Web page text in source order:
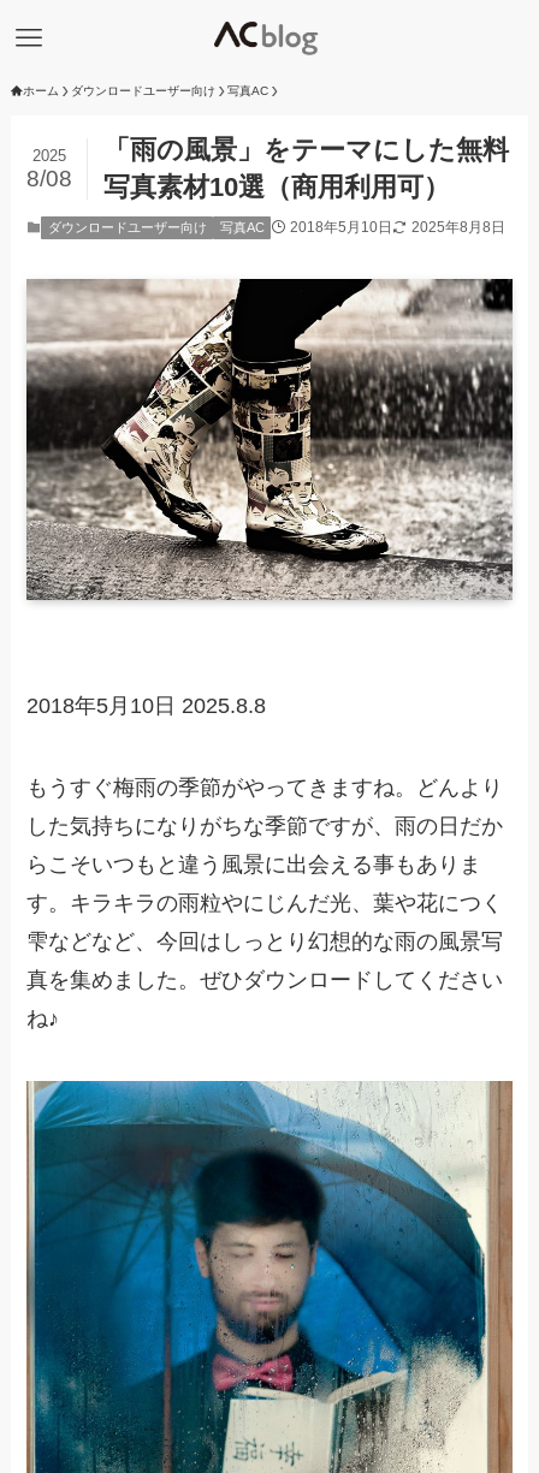
ホーム ダウンロードユーザー向け 写真AC
「雨の風景」をテーマにした無料
写真素材10選（商用利用可）
2025
8/08
ダウンロードユーザー向け 写真AC 2018年5月10日 2025年8月8日
2018年5月10日 2025.8.8
もうすぐ梅雨の季節がやってきますね。どんより
した気持ちになりがちな季節ですが、雨の日だか
らこそいつもと違う風景に出会える事もありま
す。キラキラの雨粒やにじんだ光、葉や花につく
雫などなど、今回はしっとり幻想的な雨の風景写
真を集めました。ぜひダウンロードしてください
ね♪